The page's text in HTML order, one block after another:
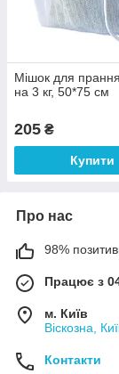
Мішок для
на 3 кг, 50*75 см
205 ₴
Купити
Про нас
98%
Працює з
м. Київ
Віскозна,
Контакти